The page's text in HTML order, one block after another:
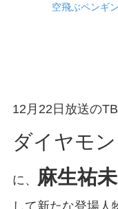
空飛ぶペンギ
12月22日放送の
ダイヤモン
に、 麻生祐未
して新たな登場